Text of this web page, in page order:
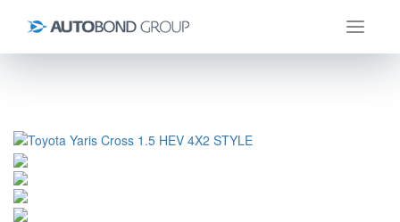
Úvod Toyota
Yaris Cross
Toyota Yaris Cross 1.5 HEV 4X2 STYLE